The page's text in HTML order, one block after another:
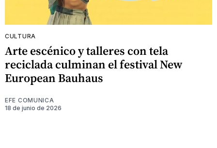
CULTURA
Arte escénico y talleres con tela
reciclada culminan el festival New
European Bauhaus
EFE COMUNICA
18 de junio de 2026